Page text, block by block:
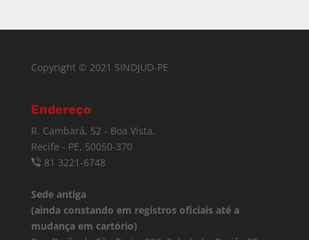
Copyright © 2021 SINDJUD-PE
Endereço
R. Cambará, 52 - Boa Vista,
Recife - PE, 50050-370
81 3221-6748
Sede antiga
(ainda constando em registros oficiais até a
mudança em cartório)